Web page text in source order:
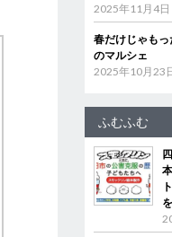
2025年11月4日
春だけじゃも
のマルシェ
2025年10月23
ふむふむ